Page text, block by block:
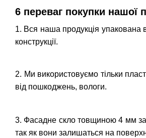
6 переваг покупки нашої
1. Вся наша продукція упакована в
конструкції.
2. Ми використовуємо тільки
від пошкоджень, вологи.
3. Фасадне скло товщиною 4 мм
так як вони залишаться на